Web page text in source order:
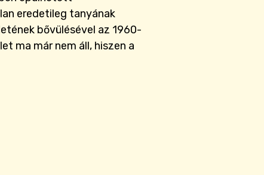
eredetileg tanyának
bővülésével az 1960-
ma már nem áll, hiszen a